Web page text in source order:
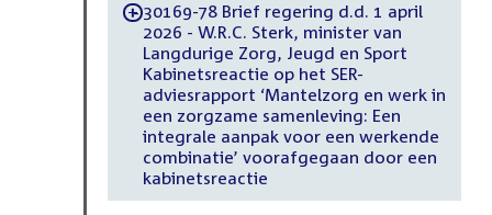
-30169-78 Brief regering d.d. 1 april
2026 - W.R.C. Sterk, minister van
Langdurige Zorg, Jeugd en Sport
Kabinetsreactie op het SER-
adviesrapport ‘Mantelzorg en werk in
een zorgzame samenleving: Een
integrale aanpak voor een werkende
combinatie’ voorafgegaan door een
kabinetsreactie